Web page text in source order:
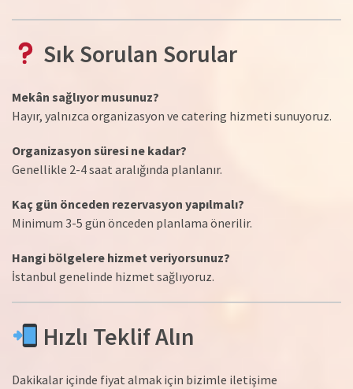
Sık Sorulan Sorular
Mekân sağlıyor musunuz?
Hayır, yalnızca organizasyon ve catering hizmeti sunuyoruz.
Organizasyon süresi ne kadar?
Genellikle 2-4 saat aralığında planlanır.
Kaç gün önceden rezervasyon yapılmalı?
Minimum 3-5 gün önceden planlama önerilir.
Hangi bölgelere hizmet veriyorsunuz?
İstanbul genelinde hizmet sağlıyoruz.
Hızlı Teklif Alın
Dakikalar içinde fiyat almak için bizimle iletişime